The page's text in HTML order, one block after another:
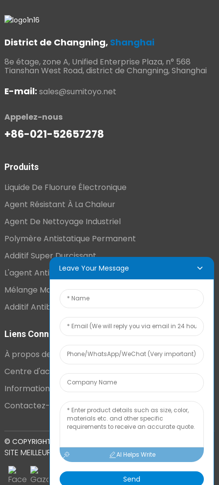
District de Changning, Shanghai
8e étage, zone A, Unified Enterprise Plaza, n° 568
Tianshan West Road, district de Changning, Shanghai
E-mail: sales@sumitoyo.net
Appelez-nous
+86-021-52657278
Produits
Liquide De Fluorure Électronique
Agent Résistant À La Chaleur
Agent De Nettoyage Industriel
Polymère Antistatique Permanent
Additif Super Durcissant
L'agent Antistatique Longue Durée
Mélange Maître VCI
Additif Antibuée Ajouté En Interne
Liens Connexes
À propos de nous
Centre d'actualités
Informations techniques
Contactez-nous
© COPYRIGHT - 2010-2024 : TOUS DROITS RÉSERVÉS.
SITE MEILLEUR BLOG
Leave Your Message
AI Helps Write
Send